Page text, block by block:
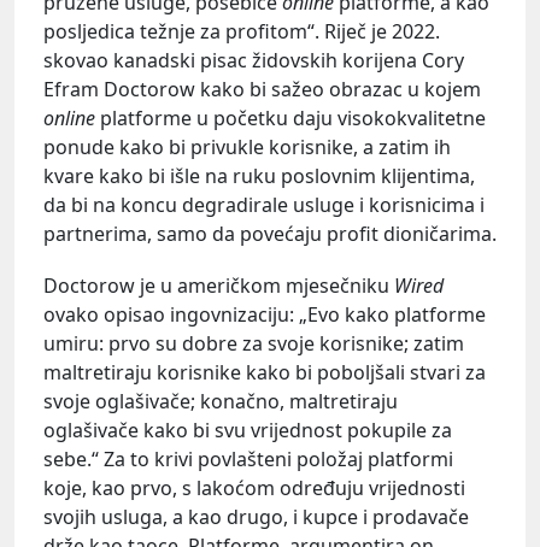
posljedica težnje za profitom“. Riječ je 2022.
skovao kanadski pisac židovskih korijena Cory
Efram Doctorow kako bi sažeo obrazac u kojem
online platforme u početku daju visokokvalitetne
ponude kako bi privukle korisnike, a zatim ih
kvare kako bi išle na ruku poslovnim klijentima,
da bi na koncu degradirale usluge i korisnicima i
partnerima, samo da povećaju profit dioničarima.
Doctorow je u američkom mjesečniku Wired
ovako opisao ingovnizaciju: „Evo kako platforme
umiru: prvo su dobre za svoje korisnike; zatim
maltretiraju korisnike kako bi poboljšali stvari za
svoje oglašivače; konačno, maltretiraju
oglašivače kako bi svu vrijednost pokupile za
sebe.“ Za to krivi povlašteni položaj platformi
koje, kao prvo, s lakoćom određuju vrijednosti
svojih usluga, a kao drugo, i kupce i prodavače